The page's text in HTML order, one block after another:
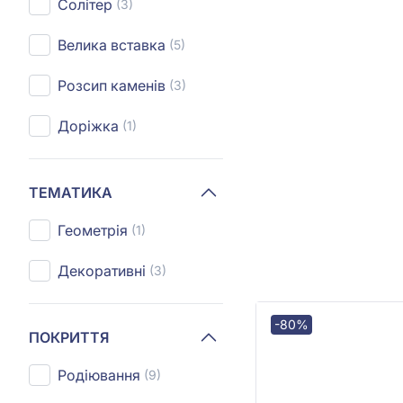
Солітер (3)
Велика вставка (5)
Розсип каменів (3)
Доріжка (1)
ТЕМАТИКА
Геометрія (1)
Декоративні (3)
ПОКРИТТЯ
Родіювання (9)
-80%